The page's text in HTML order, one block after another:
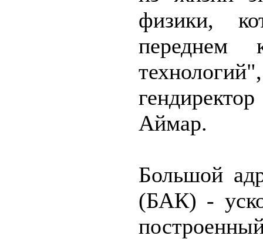
физики,
переднем
Аймар.
Большой
(БАК) -